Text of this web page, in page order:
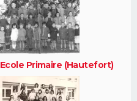
Ecole Primaire (Hautefort)